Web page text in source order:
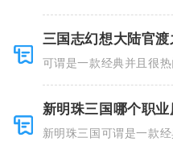
三国志幻想大陆官
可谓是一款经典并且很
新明珠三国哪个职业
新明珠三国可谓是一款